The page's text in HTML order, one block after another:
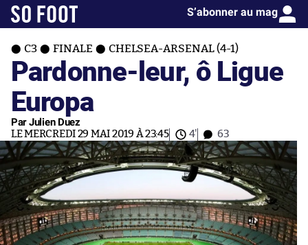
S’abonner au mag
C3 FINALE CHELSEA-ARSENAL (4-1)
Pardonne-leur, ô Ligue
Europa
Par Julien Duez
LE MERCREDI 29 MAI 2019 À 23:45 4' 63